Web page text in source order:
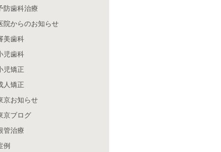
防歯科治療
院からのお知らせ
美歯科
児歯科
児矯正
人矯正
京お知らせ
京ブログ
管治療
例